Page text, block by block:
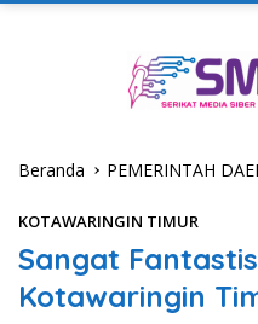
Beranda PEMERINTAH
KOTAWARINGIN TIMUR
Sangat
Kotawaringin